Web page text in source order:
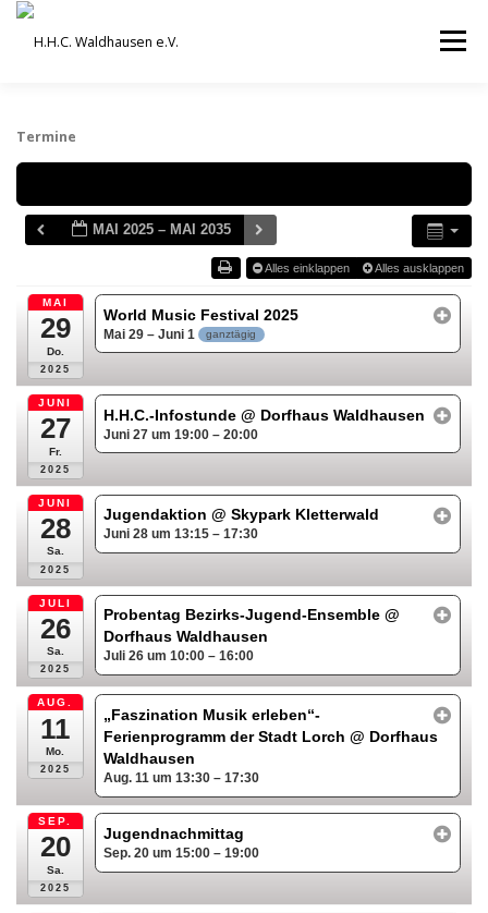
Zum
springen
Menü
ORCHESTER UND ENSEMBLES TERMINE
Termine
MAI 2025 – MAI 2035
Alles einklappen Alles ausklappen
MAI
29
Do.
2025
World Music Festival 2025
Mai 29 – Juni 1 ganztägig
JUNI
27
Fr.
2025
H.H.C.-Infostunde@ Dorfhaus Waldhausen
Juni 27 um 19:00 – 20:00
JUNI
28
Sa.
2025
Jugendaktion@ Skypark Kletterwald
Juni 28 um 13:15 – 17:30
JULI
26
Sa.
2025
Probentag Bezirks-Jugend-Ensemble@
Dorfhaus Waldhausen
Juli 26 um 10:00 – 16:00
AUG.
11
Mo.
2025
„Faszination Musik erleben“-
Ferienprogramm der Stadt Lorch@ Dorfhaus
Waldhausen
Aug. 11 um 13:30 – 17:30
SEP.
20
Sa.
2025
Jugendnachmittag
Sep. 20 um 15:00 – 19:00